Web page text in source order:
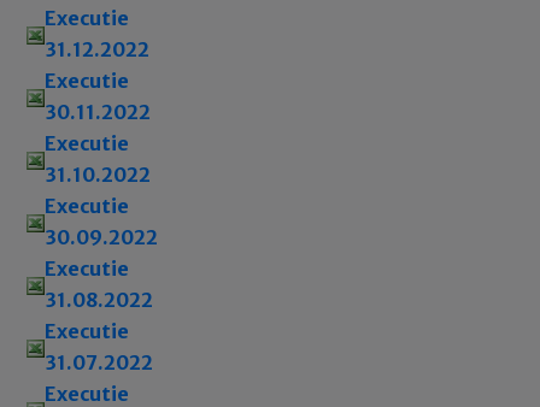
Executie
31.12.2022
Executie
30.11.2022
Executie
31.10.2022
Executie
30.09.2022
Executie
31.08.2022
Executie
31.07.2022
Executie